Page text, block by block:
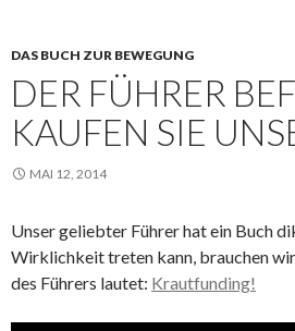
DAS BUCH ZUR BEWEGUNG
DER FÜHRER
KAUFEN SIE
MAI 12, 2014
Unser geliebter Führer hat ein Buch
Wirklichkeit treten kann, brauchen
des Führers lautet: Krautfunding!